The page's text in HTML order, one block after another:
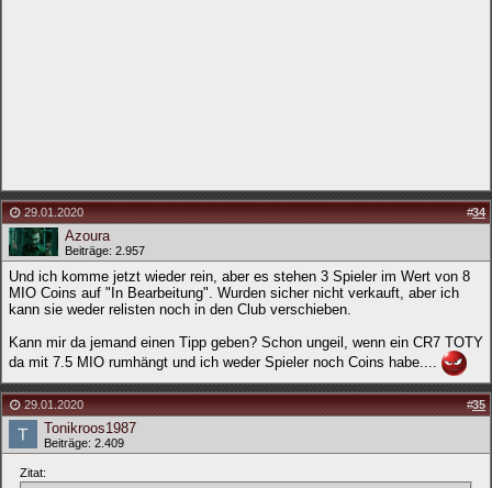
29.01.2020 #34
Azoura
Beiträge: 2.957
Und ich komme jetzt wieder rein, aber es stehen 3 Spieler im Wert von 8
MIO Coins auf "In Bearbeitung". Wurden sicher nicht verkauft, aber ich
kann sie weder relisten noch in den Club verschieben.
Kann mir da jemand einen Tipp geben? Schon ungeil, wenn ein CR7 TOTY
da mit 7.5 MIO rumhängt und ich weder Spieler noch Coins habe....
29.01.2020 #35
Tonikroos1987
Beiträge: 2.409
Zitat: